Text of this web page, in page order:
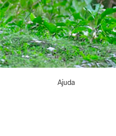
Ajuda